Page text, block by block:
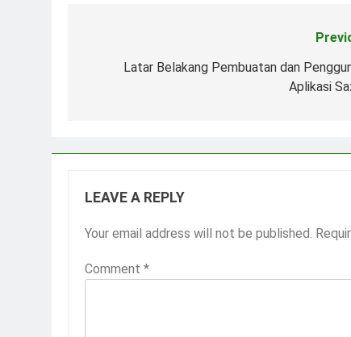
navigation
Latar Belakang Pembuatan dan
Aplikasi
LEAVE A REPLY
Your email address will not be published.
Comment *